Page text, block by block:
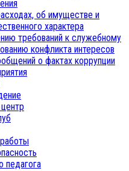
об имуществе и
характера
требований к служебному
конфликта интересов
о фактах коррупции
педагога